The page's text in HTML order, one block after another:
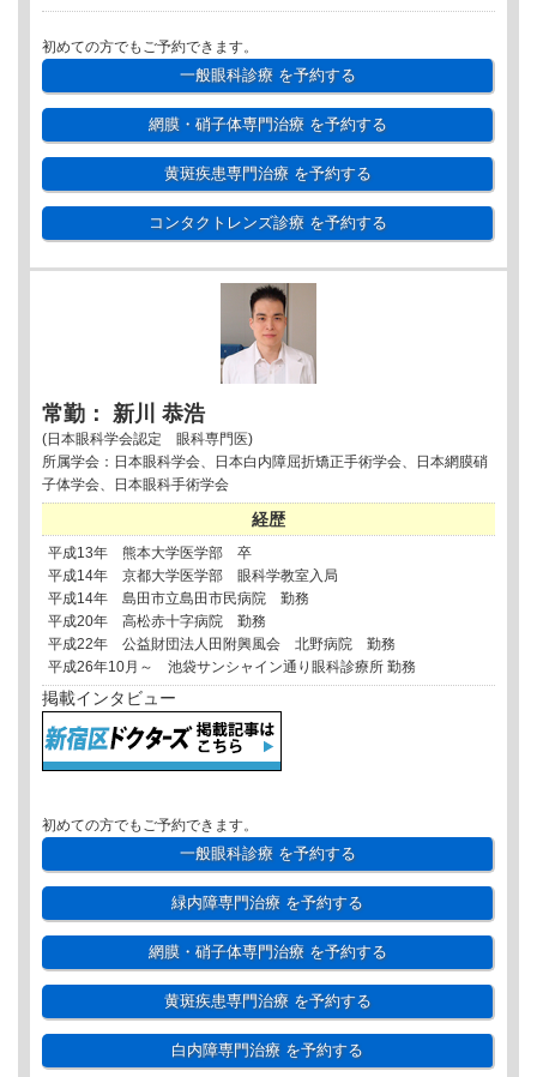
初めての方でもご予約できます。
一般眼科診療を予約する
網膜・硝子体専門治療を予約する
黄斑疾患専門治療を予約する
コンタクトレンズ診療を予約する
常勤： 新川 恭浩
(日本眼科学会認定 眼科専門医)
所属学会：日本眼科学会、日本白内障屈折矯正手術学会、日本網膜硝
子体学会、日本眼科手術学会
経歴
平成13年 熊本大学医学部 卒
平成14年 京都大学医学部 眼科学教室入局
平成14年 島田市立島田市民病院 勤務
平成20年 高松赤十字病院 勤務
平成22年 公益財団法人田附興風会 北野病院 勤務
平成26年10月～ 池袋サンシャイン通り眼科診療所 勤務
掲載インタビュー
初めての方でもご予約できます。
一般眼科診療を予約する
緑内障専門治療 を予約する
網膜・硝子体専門治療を予約する
黄斑疾患専門治療を予約する
白内障専門治療 を予約する